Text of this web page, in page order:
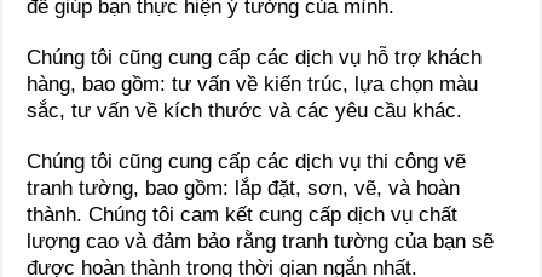
để giúp bạn thực hiện ý tưởng của mình.
Chúng tôi cũng cung cấp các dịch vụ hỗ trợ khách
hàng, bao gồm: tư vấn về kiến ​​trúc, lựa chọn màu
sắc, tư vấn về kích thước và các yêu cầu khác.
Chúng tôi cũng cung cấp các dịch vụ thi công vẽ
tranh tường, bao gồm: lắp đặt, sơn, vẽ, và hoàn
thành. Chúng tôi cam kết cung cấp dịch vụ chất
lượng cao và đảm bảo rằng tranh tường của bạn sẽ
được hoàn thành trong thời gian ngắn nhất.